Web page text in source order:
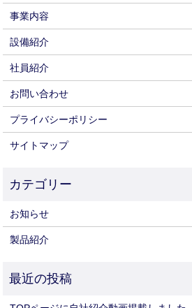
事業内容
設備紹介
社員紹介
お問い合わせ
プライバシーポリシー
サイトマップ
お知らせ
製品紹介